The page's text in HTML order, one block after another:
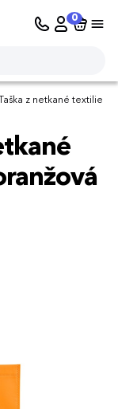
0
z netkané textilie